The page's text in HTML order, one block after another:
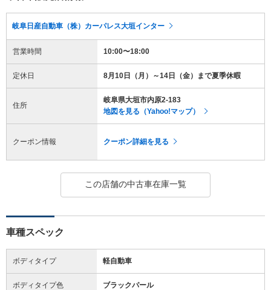
岐阜日産自動車（株）カーパレス大垣インター
営業時間 10:00〜18:00
定休日 8月10日（月）～14日（金）まで夏季休暇
住所
岐阜県大垣市内原2-183
地図を見る（Yahoo!マップ）
クーポン情報 クーポン詳細を見る
この店舗の中古車在庫一覧
車種スペック
ボディタイプ 軽自動車
ボディタイプ色 ブラックパール